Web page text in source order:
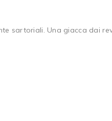
sartoriali. Una giacca dai